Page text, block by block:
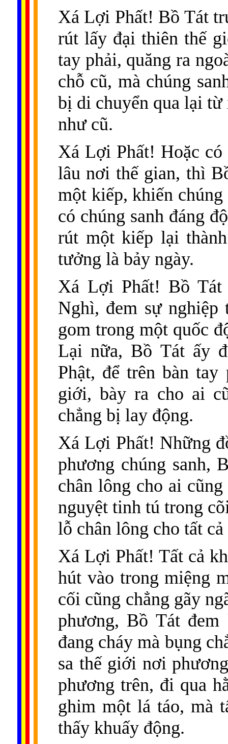
Xá Lợi Phất! Bồ Tát
rút lấy đại thiên thế
tay phải, quăng ra
chỗ cũ, mà chúng
bị di chuyển qua lại
như cũ.
Xá Lợi Phất! Hoặc có
lâu nơi thế gian, thì
một kiếp, khiến
có chúng sanh đáng
rút một kiếp lại
tưởng là bảy ngày.
Xá Lợi Phất! Bồ
Nghì, đem sự nghiệp
gom trong một quốc
Lại nữa, Bồ Tát ấy
Phật, để trên bàn
giới, bày ra cho ai
chẳng bị lay động.
Xá Lợi Phất! Những
phương chúng sanh,
chân lông cho ai
nguyệt tinh tú trong
lỗ chân lông cho tất cả
Xá Lợi Phất! Tất cả
hút vào trong miệng
cối cũng chẳng gãy
phương, Bồ Tát
đang cháy mà bụng
sa thế giới nơi
phương trên, đi qua
ghim một lá táo, mà
thấy khuấy động.